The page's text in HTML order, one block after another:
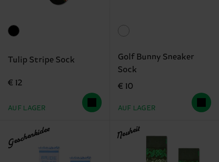
Tulip Stripe Sock
€ 12
AUF LAGER
Golf Bunny Sneaker
Sock
€ 10
AUF LAGER
Geschenkidee Neuheit